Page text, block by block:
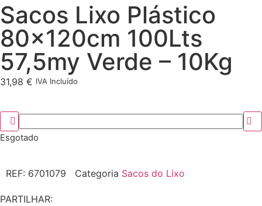
Sacos Lixo Plástico
80x120cm 100Lts
57,5my Verde – 10Kg
31,98 € IVA Incluído
Esgotado
REF: 6701079 Categoria Sacos do Lixo
PARTILHAR: